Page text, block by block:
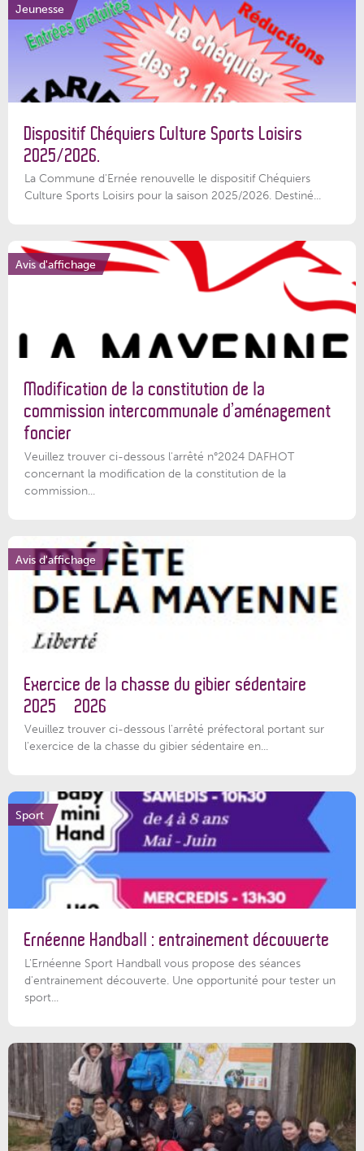
Jeunesse
Dispositif Chéquiers Culture Sports Loisirs
2025/2026.
La Commune d'Ernée renouvelle le dispositif Chéquiers
Culture Sports Loisirs pour la saison 2025/2026. Destiné...
Avis d'affichage
Modification de la constitution de la
commission intercommunale d’aménagement
foncier
Veuillez trouver ci-dessous l'arrêté n°2024 DAFHOT
concernant la modification de la constitution de la
commission...
Avis d'affichage
Exercice de la chasse du gibier sédentaire
2025 – 2026
Veuillez trouver ci-dessous l'arrêté préfectoral portant sur
l'exercice de la chasse du gibier sédentaire en...
Sport
Ernéenne Handball : entrainement découverte
L'Ernéenne Sport Handball vous propose des séances
d'entrainement découverte. Une opportunité pour tester un
sport...